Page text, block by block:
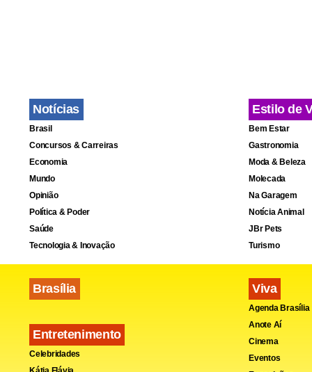
Notícias
Brasil
Concursos & Carreiras
Economia
Mundo
Opinião
Política & Poder
Saúde
Tecnologia & Inovação
Brasília
Entretenimento
Celebridades
Estilo de
Bem Estar
Gastronomia
Moda & Beleza
Molecada
Na Garagem
Notícia Animal
JBr Pets
Turismo
Viva
Agenda Brasília
Anote Aí
Cinema
Eventos